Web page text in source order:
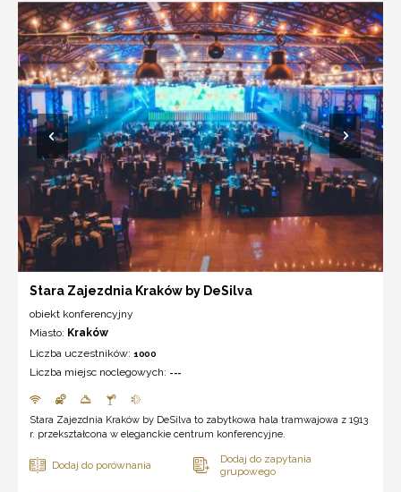
Stara Zajezdnia Kraków by DeSilva
obiekt konferencyjny
Miasto: Kraków
Liczba uczestników: 1000
Liczba miejsc noclegowych: ---
Stara Zajezdnia Kraków by DeSilva to zabytkowa hala tramwajowa z 1913
r. przekształcona w eleganckie centrum konferencyjne.